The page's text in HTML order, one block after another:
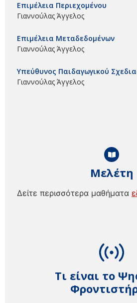
Τι είναι το
Μελέτη
Δείτε περισσότερα μαθήματα
Επιμέλεια Περιεχομένου
Γιαννούλας Άγγελος
Επιμέλεια Μεταδεδομένων
Γιαννούλας Άγγελος
Υπεύθυνος Παιδαγωγικού
Γιαννούλας Άγγελος